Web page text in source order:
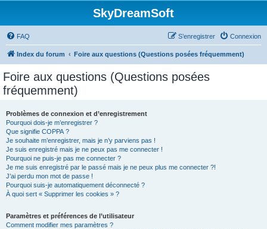
SkyDreamSoft
FAQ Connexion
S’enregistrer
Index du forum Foire aux questions (Questions posées fréquemment)
Foire aux questions (Questions posées
fréquemment)
Problèmes de connexion et d’enregistrement
Pourquoi dois-je m’enregistrer ?
Que signifie COPPA ?
Je souhaite m’enregistrer, mais je n’y parviens pas !
Je suis enregistré mais je ne peux pas me connecter !
Pourquoi ne puis-je pas me connecter ?
Je me suis enregistré par le passé mais je ne peux plus me connecter ?!
J’ai perdu mon mot de passe !
Pourquoi suis-je automatiquement déconnecté ?
À quoi sert « Supprimer les cookies » ?
Paramètres et préférences de l’utilisateur
Comment modifier mes paramètres ?